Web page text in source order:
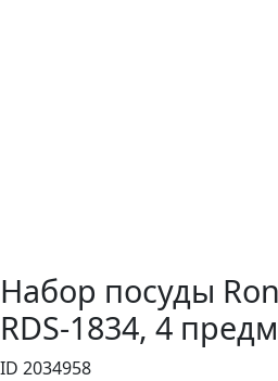
Набор посуды
RDS-1834, 4
ID 2034958